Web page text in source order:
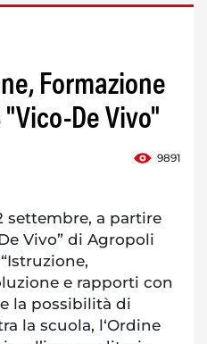
Formazione
De Vivo"
9891
settembre, a partire
Vivo” di Agropoli
e rapporti con
la possibilità di
la scuola, l‘Ordine